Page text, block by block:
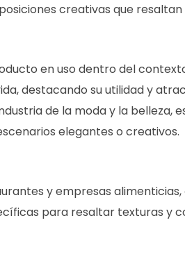
creativas que
en uso dentro del
destacando su utilidad y
de la moda y la
elegantes o creativos.
y empresas
para resaltar texturas y